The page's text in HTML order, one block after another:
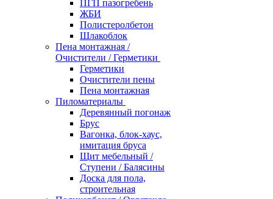
ПГП пазогребень
ЖБИ
Полистеролбетон
Шлакоблок
Пена монтажная /
Очистители / Герметики
Герметики
Очистители пены
Пена монтажная
Пиломатериалы
Деревянный погонаж
Брус
Вагонка, блок-хаус,
имитация бруса
Щит мебельный /
Ступени / Балясины
Доска для пола,
строительная